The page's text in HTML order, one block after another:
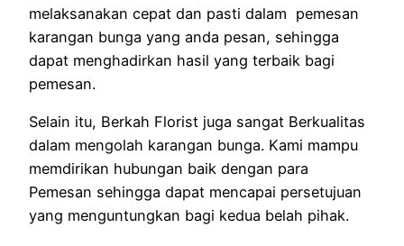
melaksanakan cepat dan pasti dalam pemesan
karangan bunga yang anda pesan, sehingga
dapat menghadirkan hasil yang terbaik bagi
pemesan.
Selain itu, Berkah Florist juga sangat Berkualitas
dalam mengolah karangan bunga. Kami mampu
memdirikan hubungan baik dengan para
Pemesan sehingga dapat mencapai persetujuan
yang menguntungkan bagi kedua belah pihak.